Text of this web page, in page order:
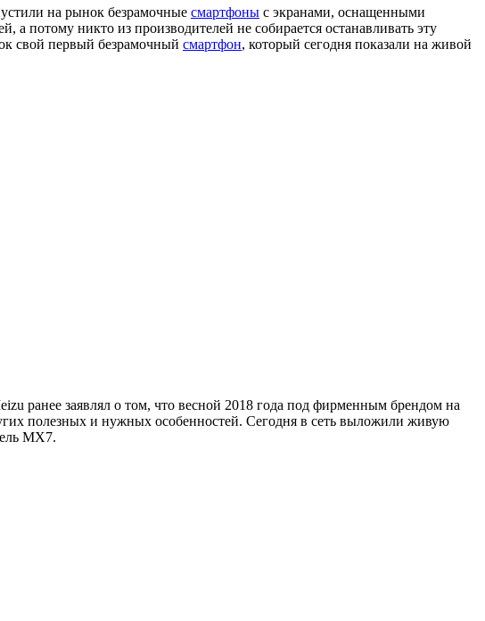
на рынок безрамочные смартфоны с экранами, оснащенными
потому никто из производителей не собирается останавливать эту
свой первый безрамочный смартфон, который сегодня показали на живой
ранее заявлял о том, что весной 2018 года под фирменным брендом на
полезных и нужных особенностей. Сегодня в сеть выложили живую
MX7.